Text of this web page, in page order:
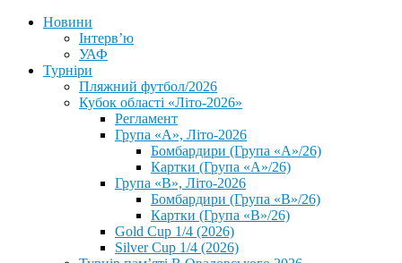
Новини
Інтерв’ю
УАФ
Турніри
Пляжний футбол/2026
Кубок області «Літо-2026»
Регламент
Група «А», Літо-2026
Бомбардири (Група «А»/26)
Картки (Група «А»/26)
Група «В», Літо-2026
Бомбардири (Група «В»/26)
Картки (Група «В»/26)
Gold Cup 1/4 (2026)
Silver Cup 1/4 (2026)